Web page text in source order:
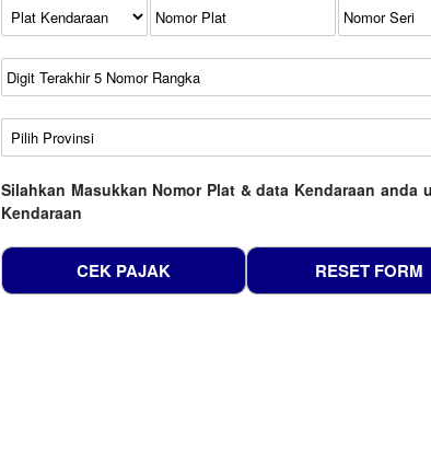
Kode Plat Kendaraan
No Plat
No Seri
No Rangka
Wilayah
Silahkan Masukkan Nomor Plat & data Kendaraan anda
Kendaraan